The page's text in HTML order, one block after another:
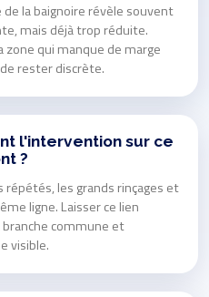
la baignoire révèle souvent
mais déjà trop réduite.
zone qui manque de marge
rester discrète.
l'intervention sur ce
?
les grands rinçages et
ligne. Laisser ce lien
commune et
visible.